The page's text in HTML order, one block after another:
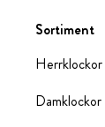
Sortiment
Herrklockor
Damklockor